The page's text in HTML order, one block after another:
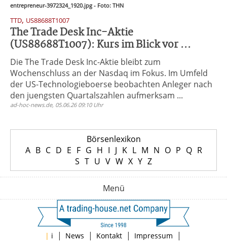
entrepreneur-3972324_1920.jpg - Foto: THN
TTD, US88688T1007
The Trade Desk Inc-Aktie
(US88688T1007): Kurs im Blick vor ...
Die The Trade Desk Inc-Aktie bleibt zum
Wochenschluss an der Nasdaq im Fokus. Im Umfeld
der US-Technologieboerse beobachten Anleger nach
den juengsten Quartalszahlen aufmerksam ...
ad-hoc-news.de, 05.06.26 09:10 Uhr
Börsenlexikon
A B C D E F G H I J K L M N O P Q R
S T U V W X Y Z
Menü
| i | News | Kontakt | Impressum
|